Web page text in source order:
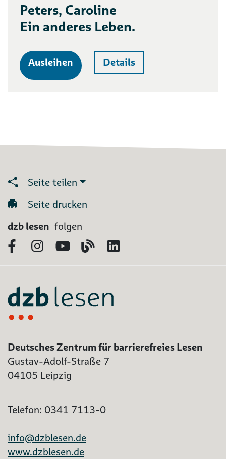
Peters, Caroline
Ein anderes Leben.
Ausleihen Details
Seite teilen
Seite drucken
dzb lesen folgen
FacebookInstagram
YouTubeBlog
Deutsches Zentrum für barrierefreies Lesen
Gustav-Adolf-Straße 7
04105 Leipzig
Telefon: 0341 7113-0
info@dzblesen.de
www.dzblesen.de